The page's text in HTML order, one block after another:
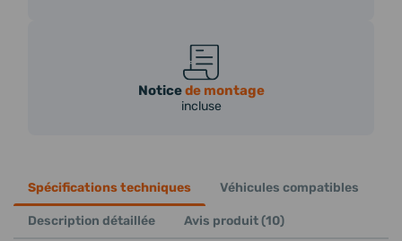
Noticede montage
incluse
Spécifications techniques Véhicules compatibles
Description détaillée Avis produit (10)